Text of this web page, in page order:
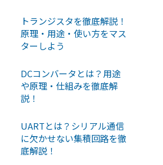
トランジスタを徹底解説！
原理・用途・使い方をマス
ターしよう
DCコンバータとは？用途
や原理・仕組みを徹底解
説！
UARTとは？シリアル通信
に欠かせない集積回路を徹
底解説！